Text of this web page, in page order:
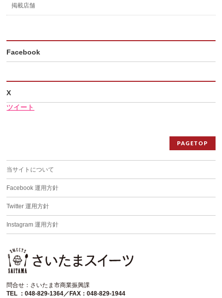
掲載店舗
Facebook
X
ツイート
PAGETOP
当サイトについて
Facebook 運用方針
Twitter 運用方針
Instagram 運用方針
問合せ：さいたま市商業振興課
TEL ：048-829-1364／FAX：048-829-1944